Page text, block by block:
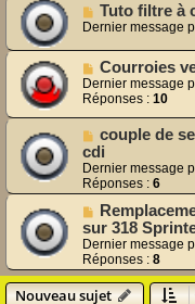
Tuto filtre à
Dernier message
Courroies
Dernier message
Réponses : 10
couple de
cdi
Dernier message
Réponses : 6
sur 318
Dernier message
Réponses : 8
Nouveau sujet